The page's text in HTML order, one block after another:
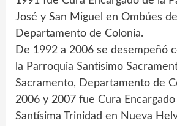
José y San Miguel en Ombúes
Departamento de Colonia.
De 1992 a 2006 se desempeñó
la Parroquia Santisimo
Sacramento, Departamento de
2006 y 2007 fue Cura
Santísima Trinidad en Nueva